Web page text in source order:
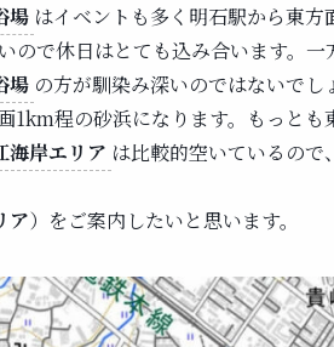
場 はイベントも多く明石駅から東
ので休日はとても込み合います。
場 の方が馴染み深いのではないで
1km程の砂浜になります。もっと
海岸エリア は比較的空いているの
ア） をご案内したいと思います。